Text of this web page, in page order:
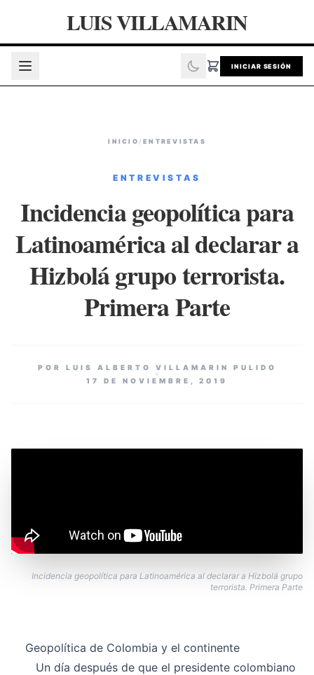
LUIS VILLAMARIN
INICIAR SESIÓN
INICIO / ENTREVISTAS
ENTREVISTAS
Incidencia geopolítica para
Latinoamérica al declarar a
Hizbolá grupo terrorista.
Primera Parte
POR LUIS ALBERTO VILLAMARIN PULIDO
17 DE NOVIEMBRE, 2019
Incidencia geopolítica para Latinoamérica al declarar a Hizbolá grupo
terrorista. Primera Parte
Geopolítica de Colombia y el continente
Un día después de que el presidente colombiano